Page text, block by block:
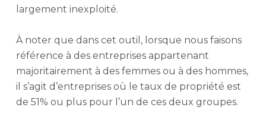
largement inexploité.
À noter que dans cet outil, lorsque nous faisons
référence à des entreprises appartenant
majoritairement à des femmes ou à des hommes,
il s’agit d’entreprises où le taux de propriété est
de 51% ou plus pour l’un de ces deux groupes.